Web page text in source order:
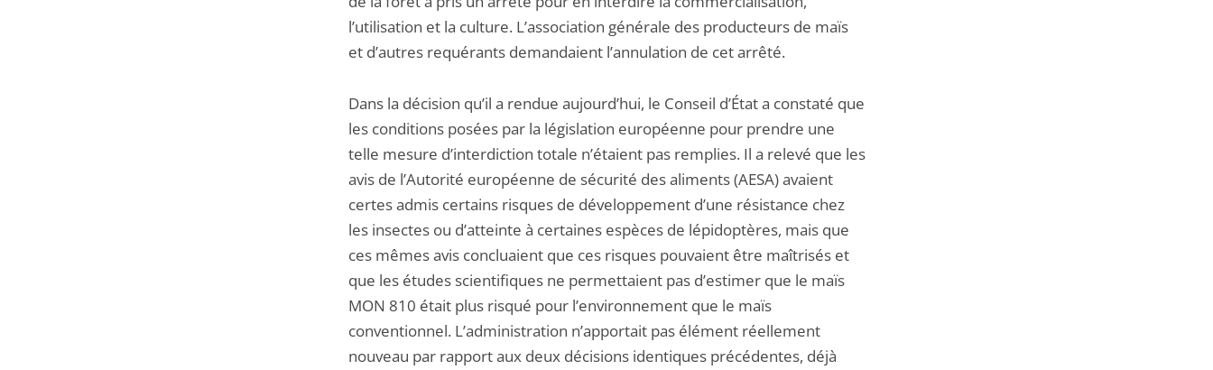
l’utilisation et la culture. L’association générale des producteurs de maïs
et d’autres requérants demandaient l’annulation de cet arrêté.
Dans la décision qu’il a rendue aujourd’hui, le Conseil d’État a constaté que
les conditions posées par la législation européenne pour prendre une
telle mesure d’interdiction totale n’étaient pas remplies. Il a relevé que les
avis de l’Autorité européenne de sécurité des aliments (AESA) avaient
certes admis certains risques de développement d’une résistance chez
les insectes ou d’atteinte à certaines espèces de lépidoptères, mais que
ces mêmes avis concluaient que ces risques pouvaient être maîtrisés et
que les études scientifiques ne permettaient pas d’estimer que le maïs
MON 810 était plus risqué pour l’environnement que le maïs
conventionnel. L’administration n’apportait pas élément réellement
nouveau par rapport aux deux décisions identiques précédentes, déjà